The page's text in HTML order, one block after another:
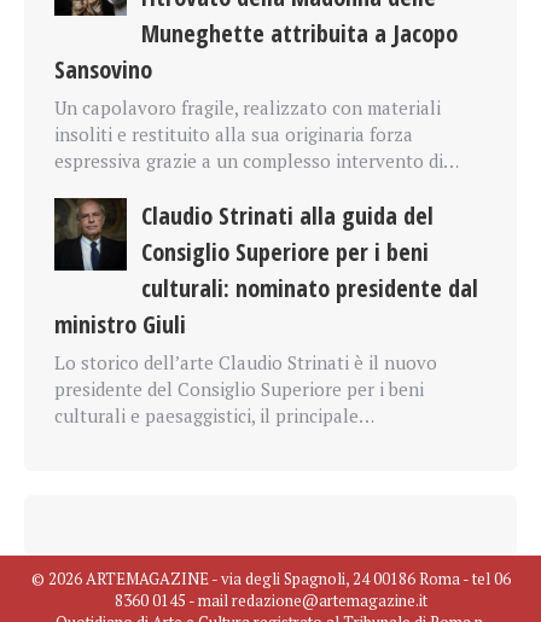
Muneghette attribuita a Jacopo
Sansovino
Un capolavoro fragile, realizzato con materiali
insoliti e restituito alla sua originaria forza
espressiva grazie a un complesso intervento di…
Claudio Strinati alla guida del
Consiglio Superiore per i beni
culturali: nominato presidente dal
ministro Giuli
Lo storico dell’arte Claudio Strinati è il nuovo
presidente del Consiglio Superiore per i beni
culturali e paesaggistici, il principale…
© 2026 ARTEMAGAZINE - via degli Spagnoli, 24 00186 Roma - tel 06
8360 0145 - mail redazione@artemagazine.it